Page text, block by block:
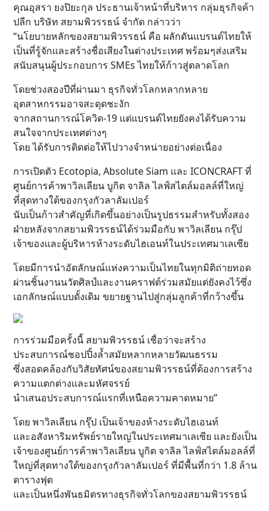
คุณอุสรา ยงปิยะกุล ประธานเจ้าหน้าที่บริหาร กลุ่มธุรกิจค้า
ปลีก บริษัท สยามพิวรรธน์ จำกัด กล่าวว่า
“นโยบายหลักของสยามพิวรรธน์ คือ ผลักดันแบรนด์ไทยให้
เป็นที่รู้จักและสร้างชื่อเสียงในต่างประเทศ พร้อมๆส่งเสริม
สนับสนุนผู้ประกอบการ SMEs ไทยให้ก้าวสู่ตลาดโลก
โดยช่วงสองปีที่ผ่านมา ธุรกิจทั่วโลกหลากหลาย
อุตสาหกรรมอาจสะดุดชะงัก
จากสถานการณ์โควิด-19 แต่แบรนด์ไทยยังคงได้รับความ
สนใจจากประเทศต่างๆ
โดย ได้รับการติดต่อให้ไปวางจำหน่ายอย่างต่อเนื่อง
การเปิดตัว Ecotopia, Absolute Siam และ ICONCRAFT ที่
ศูนย์การค้าพาวิลเลียน บูกิต จาลิล ไลฟ์สไตล์มอลล์ที่ใหญ่
ที่สุดทางใต้ของกรุงกัวลาลัมเปอร์
นับเป็นก้าวสำคัญที่เกิดขึ้นอย่างเป็นรูปธรรมสำหรับทั้งสอง
ฝ่ายหลังจากสยามพิวรรธน์ได้ร่วมมือกับ พาวิลเลียน กรุ๊ป
เจ้าของและผู้บริหารห้างระดับไฮเอนท์ในประเทศมาเลเซีย
โดยมีการนำอัตลักษณ์แห่งความเป็นไทยในทุกมิติถ่ายทอด
ผ่านชิ้นงานนวัตศิลป์และงานคราฟต์ร่วมสมัยแต่ยังคงไว้ซึ่ง
เอกลักษณ์แบบดั้งเดิม ขยายฐานไปสู่กลุ่มลูกค้าที่กว้างขึ้น
การร่วมมือครั้งนี้ สยามพิวรรธน์ เชื่อว่าจะสร้าง
ประสบการณ์ชอปปิ้งล้ำสมัยหลากหลายวัฒนธรรม
ซึ่งสอดคล้องกับวิสัยทัศน์ของสยามพิวรรธน์ที่ต้องการสร้าง
ความแตกต่างและมหัศจรรย์
นำเสนอประสบการณ์แรกที่เหนือความคาดหมาย”
โดย พาวิลเลียน กรุ๊ป เป็นเจ้าของห้างระดับไฮเอนท์
และอสังหาริมทรัพย์รายใหญ่ในประเทศมาเลเซีย และยังเป็น
เจ้าของศูนย์การค้าพาวิลเลียน บูกิต จาลิล ไลฟ์สไตล์มอลล์ที่
ใหญ่ที่สุดทางใต้ของกรุงกัวลาลัมเปอร์ ที่มีพื้นที่กว่า 1.8 ล้าน
ตารางฟุต
และเป็นหนึ่งพันธมิตรทางธุรกิจทั่วโลกของสยามพิวรรธน์